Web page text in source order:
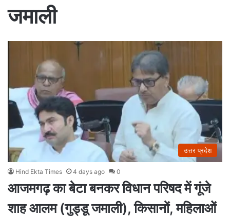
जमाली
उत्तर प्रदेश
Hind Ekta Times 4 days ago 0
आजमगढ़ का बेटा बनकर विधान परिषद में गूंजे
शाह आलम (गुड्डू जमाली), किसानों, महिलाओं